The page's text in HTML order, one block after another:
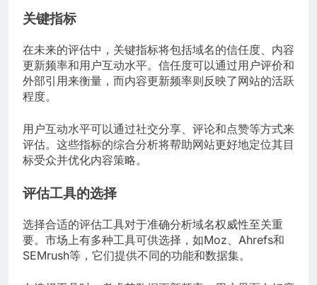
关键指标
在未来的评估中，关键指标将包括域名的信任度、内容
更新频率和用户互动水平。信任度可以通过用户评价和
外部引用来衡量，而内容更新频率则反映了网站的活跃
程度。
用户互动水平可以通过社交分享、评论和点赞等方式来
评估。这些指标的综合分析将帮助网站更好地定位其目
标受众并优化内容策略。
评估工具的选择
选择合适的评估工具对于准确分析域名权威性至关重
要。市场上有多种工具可供选择，如Moz、Ahrefs和
SEMrush等，它们提供不同的功能和数据集。